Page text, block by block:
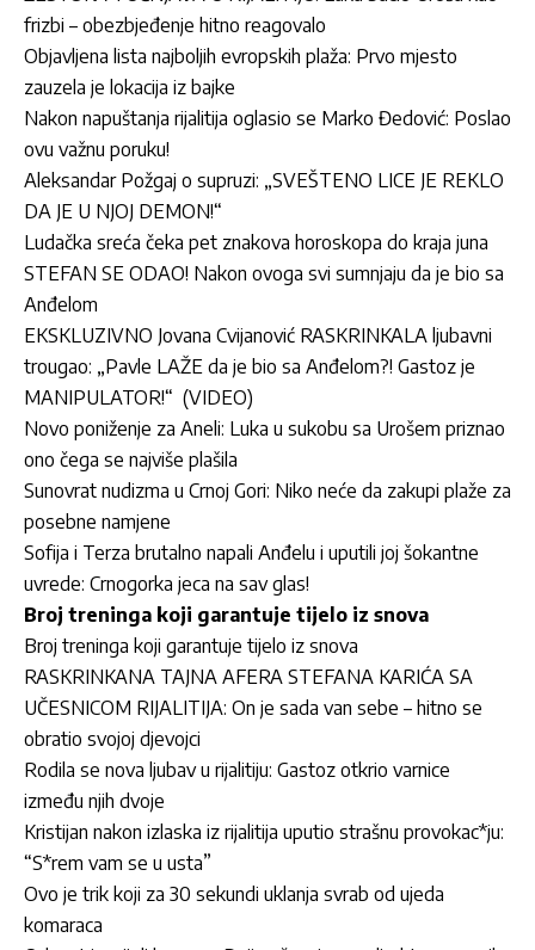
frizbi – obezbjeđenje hitno reagovalo
Objavljena lista najboljih evropskih plaža: Prvo mjesto
zauzela je lokacija iz bajke
Nakon napuštanja rijalitija oglasio se Marko Đedović: Poslao
ovu važnu poruku!
Aleksandar Požgaj o supruzi: „SVEŠTENO LICE JE REKLO
DA JE U NJOJ DEMON!“
Ludačka sreća čeka pet znakova horoskopa do kraja juna
STEFAN SE ODAO! Nakon ovoga svi sumnjaju da je bio sa
Anđelom
EKSKLUZIVNO Jovana Cvijanović RASKRINKALA ljubavni
trougao: „Pavle LAŽE da je bio sa Anđelom?! Gastoz je
MANIPULATOR!“ (VIDEO)
Novo poniženje za Aneli: Luka u sukobu sa Urošem priznao
ono čega se najviše plašila
Sunovrat nudizma u Crnoj Gori: Niko neće da zakupi plaže za
posebne namjene
Sofija i Terza brutalno napali Anđelu i uputili joj šokantne
uvrede: Crnogorka jeca na sav glas!
Broj treninga koji garantuje tijelo iz snova
Broj treninga koji garantuje tijelo iz snova
RASKRINKANA TAJNA AFERA STEFANA KARIĆA SA
UČESNICOM RIJALITIJA: On je sada van sebe – hitno se
obratio svojoj djevojci
Rodila se nova ljubav u rijalitiju: Gastoz otkrio varnice
između njih dvoje
Kristijan nakon izlaska iz rijalitija uputio strašnu provokac*ju:
“S*rem vam se u usta”
Ovo je trik koji za 30 sekundi uklanja svrab od ujeda
komaraca